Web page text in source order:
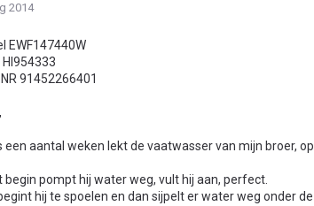
2014
EWF147440W
91452266401
een aantal weken lekt de vaatwasser van mijn broer,
begin pompt hij water weg, vult hij aan, perfect.
hij te spoelen en dan sijpelt er water weg onder de